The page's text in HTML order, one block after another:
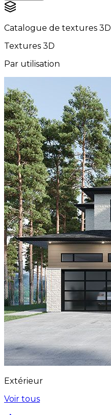
Catalogue de textures 3D
Textures 3D
Par utilisation
Extérieur
Voir tous